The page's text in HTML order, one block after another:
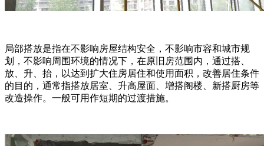
局部搭放是指在不影响房屋结构安全，不影响市容和城市规
划，不影响周围环境的情况下，在原旧房范围内，通过搭、
放、升、抬，以达到扩大住房居住和使用面积，改善居住条件
的目的，通常指搭放居室、升高屋面、增搭阁楼、新搭厨房等
改造操作。一般可用作短期的过渡措施。